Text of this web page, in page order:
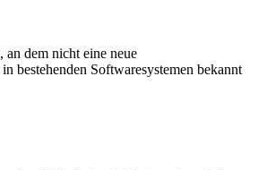
an dem nicht eine neue
bestehenden Softwaresystemen bekannt